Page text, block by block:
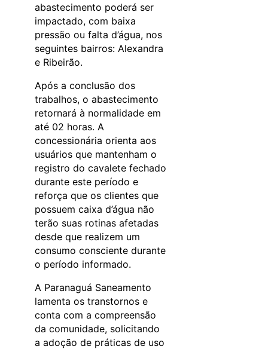
abastecimento poderá ser
impactado, com baixa
pressão ou falta d’água, nos
seguintes bairros: Alexandra
e Ribeirão.
Após a conclusão dos
trabalhos, o abastecimento
retornará à normalidade em
até 02 horas. A
concessionária orienta aos
usuários que mantenham o
registro do cavalete fechado
durante este período e
reforça que os clientes que
possuem caixa d’água não
terão suas rotinas afetadas
desde que realizem um
consumo consciente durante
o período informado.
A Paranaguá Saneamento
lamenta os transtornos e
conta com a compreensão
da comunidade, solicitando
a adoção de práticas de uso